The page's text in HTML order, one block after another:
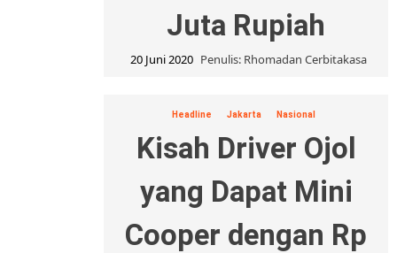
Juta Rupiah
20 Juni 2020 Penulis: Rhomadan Cerbitakasa
Headline Jakarta Nasional
Kisah Driver Ojol
yang Dapat Mini
Cooper dengan Rp